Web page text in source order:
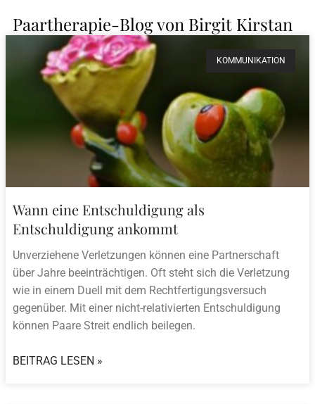
Paartherapie-Blog von Birgit Kirstan
KOMMUNIKATION
Wann eine Entschuldigung als
Entschuldigung ankommt
Unverziehene Verletzungen können eine Partnerschaft
über Jahre beeinträchtigen. Oft steht sich die Verletzung
wie in einem Duell mit dem Rechtfertigungsversuch
gegenüber. Mit einer nicht-relativierten Entschuldigung
können Paare Streit endlich beilegen.
BEITRAG LESEN »